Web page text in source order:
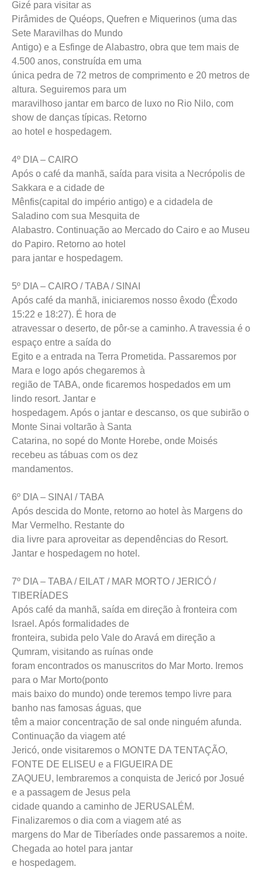
Gizé para visitar as
Pirâmides de Quéops, Quefren e Miquerinos (uma das
Sete Maravilhas do Mundo
Antigo) e a Esfinge de Alabastro, obra que tem mais de
4.500 anos, construída em uma
única pedra de 72 metros de comprimento e 20 metros de
altura. Seguiremos para um
maravilhoso jantar em barco de luxo no Rio Nilo, com
show de danças típicas. Retorno
ao hotel e hospedagem.
4º DIA – CAIRO
Após o café da manhã, saída para visita a Necrópolis de
Sakkara e a cidade de
Mênfis(capital do império antigo) e a cidadela de
Saladino com sua Mesquita de
Alabastro. Continuação ao Mercado do Cairo e ao Museu
do Papiro. Retorno ao hotel
para jantar e hospedagem.
5º DIA – CAIRO / TABA / SINAI
Após café da manhã, iniciaremos nosso êxodo (Êxodo
15:22 e 18:27). É hora de
atravessar o deserto, de pôr-se a caminho. A travessia é o
espaço entre a saída do
Egito e a entrada na Terra Prometida. Passaremos por
Mara e logo após chegaremos à
região de TABA, onde ficaremos hospedados em um
lindo resort. Jantar e
hospedagem. Após o jantar e descanso, os que subirão o
Monte Sinai voltarão à Santa
Catarina, no sopé do Monte Horebe, onde Moisés
recebeu as tábuas com os dez
mandamentos.
6º DIA – SINAI / TABA
Após descida do Monte, retorno ao hotel às Margens do
Mar Vermelho. Restante do
dia livre para aproveitar as dependências do Resort.
Jantar e hospedagem no hotel.
7º DIA – TABA / EILAT / MAR MORTO / JERICÓ /
TIBERÍADES
Após café da manhã, saída em direção à fronteira com
Israel. Após formalidades de
fronteira, subida pelo Vale do Aravá em direção a
Qumram, visitando as ruínas onde
foram encontrados os manuscritos do Mar Morto. Iremos
para o Mar Morto(ponto
mais baixo do mundo) onde teremos tempo livre para
banho nas famosas águas, que
têm a maior concentração de sal onde ninguém afunda.
Continuação da viagem até
Jericó, onde visitaremos o MONTE DA TENTAÇÃO,
FONTE DE ELISEU e a FIGUEIRA DE
ZAQUEU, lembraremos a conquista de Jericó por Josué
e a passagem de Jesus pela
cidade quando a caminho de JERUSALÉM.
Finalizaremos o dia com a viagem até as
margens do Mar de Tiberíades onde passaremos a noite.
Chegada ao hotel para jantar
e hospedagem.